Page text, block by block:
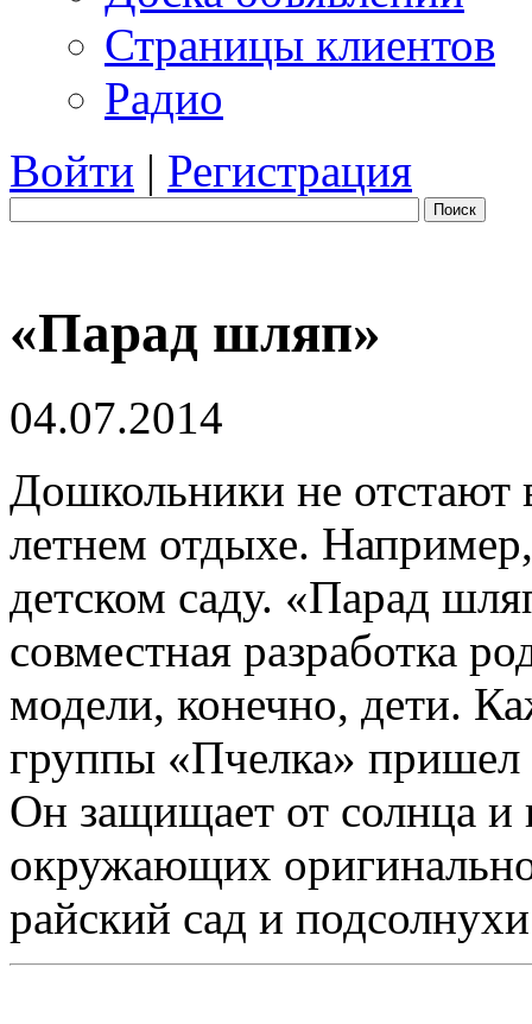
Страницы клиентов
Радио
Войти | Регистрация
Поиск
«Парад шляп»
04.07.2014
Дошкольники не отстают
летнем отдыхе.
детском саду. «Парад
совместная разработка
модели, конечно, дети.
группы «Пчелка» пришел
Он защищает от солнца и
окружающих
райский сад и